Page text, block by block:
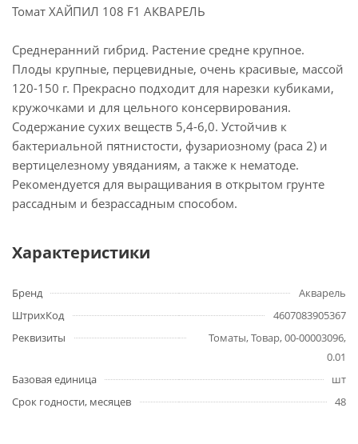
Томат ХАЙПИЛ 108 F1 АКВАРЕЛЬ
Среднеранний гибрид. Растение средне крупное.
Плоды крупные, перцевидные, очень красивые, массой
120-150 г. Прекрасно подходит для нарезки кубиками,
кружочками и для цельного консервирования.
Содержание сухих веществ 5,4-6,0. Устойчив к
бактериальной пятнистости, фузариозному (раса 2) и
вертицелезному увяданиям, а также к нематоде.
Рекомендуется для выращивания в открытом грунте
рассадным и безрассадным способом.
Характеристики
Бренд
Акварель
ШтрихКод
4607083905367
Реквизиты
Томаты, Товар, 00-00003096,
0.01
Базовая единица
шт
Срок годности, месяцев
48